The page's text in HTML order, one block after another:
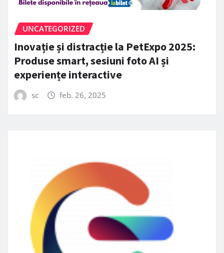
UNCATEGORIZED
Inovație și distracție la PetExpo 2025:
Produse smart, sesiuni foto AI și
experiențe interactive
sc feb. 26, 2025